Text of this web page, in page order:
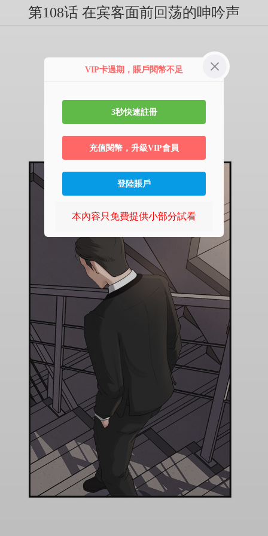
第108话 在宾客面前回荡的呻吟声
VIP卡過期，賬戶閱幣不足
3秒快速註冊
充值閱幣，升級VIP會員
登陸賬戶
本內容只免費提供小部分試看